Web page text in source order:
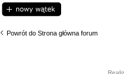
Napisz wątek
Powrót do Strona główna forum